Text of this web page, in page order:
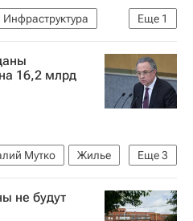
Еще 1
Инфраструктура
16,2 млрд
Еще3
Мутко
Жилье
Тулун
не будут